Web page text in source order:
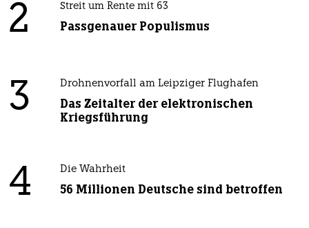
2 Streit um Rente mit 63
Passgenauer Populismus
3 Drohnenvorfall am Leipziger Flughafen
Das Zeitalter der elektronischen
Kriegsführung
4 Die Wahrheit
56 Millionen Deutsche sind betroffen